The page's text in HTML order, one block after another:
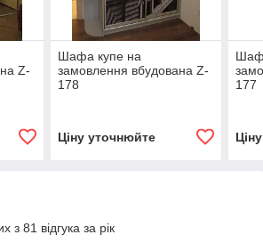
Z-
Шафа купе на
замовлення вбудована Z-
178
Ціну уточнюйте
177
з 81 відгука за рік